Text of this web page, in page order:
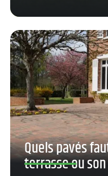
Quels pavés
terrasse ou